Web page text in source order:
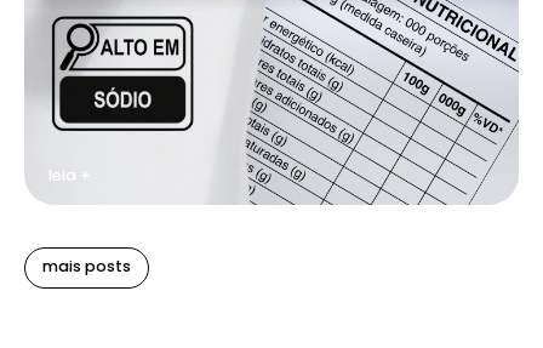
leia +
mais posts